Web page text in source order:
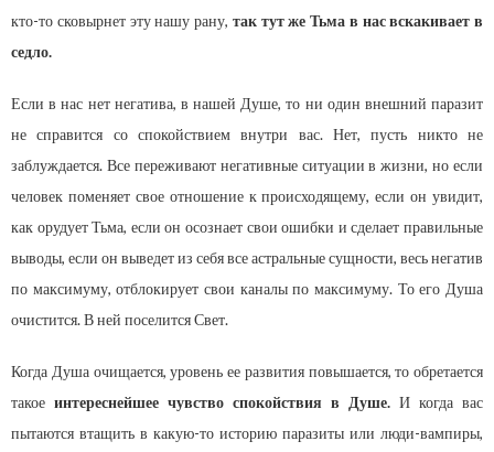
кто-то сковырнет эту нашу рану, так тут же Тьма в нас вскакивает в
седло.
Если в нас нет негатива, в нашей Душе, то ни один внешний паразит
не справится со спокойствием внутри вас. Нет, пусть никто не
заблуждается. Все переживают негативные ситуации в жизни, но если
человек поменяет свое отношение к происходящему, если он увидит,
как орудует Тьма, если он осознает свои ошибки и сделает правильные
выводы, если он выведет из себя все астральные сущности, весь негатив
по максимуму, отблокирует свои каналы по максимуму. То его Душа
очистится. В ней поселится Свет.
Когда Душа очищается, уровень ее развития повышается, то обретается
такое интереснейшее чувство спокойствия в Душе. И когда вас
пытаются втащить в какую-то историю паразиты или люди-вампиры,